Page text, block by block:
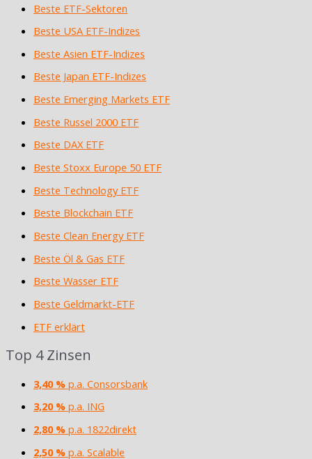
Beste ETF-Sektoren
Beste USA ETF-Indizes
Beste Asien ETF-Indizes
Beste Japan ETF-Indizes
Beste Emerging Markets ETF
Beste Russel 2000 ETF
Beste DAX ETF
Beste Stoxx Europe 50 ETF
Beste Technology ETF
Beste Blockchain ETF
Beste Clean Energy ETF
Beste Öl & Gas ETF
Beste Wasser ETF
Beste Geldmarkt-ETF
ETF erklärt
Top 4 Zinsen
3,40 % p.a. Consorsbank
3,20 % p.a. ING
2,80 % p.a. 1822direkt
2,50 % p.a. Scalable